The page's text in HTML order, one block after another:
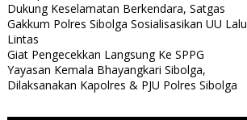
Dukung Keselamatan Berkendara, Satgas
Gakkum Polres Sibolga Sosialisasikan UU Lalu
Lintas
Giat Pengecekkan Langsung Ke SPPG
Yayasan Kemala Bhayangkari Sibolga,
Dilaksanakan Kapolres & PJU Polres Sibolga